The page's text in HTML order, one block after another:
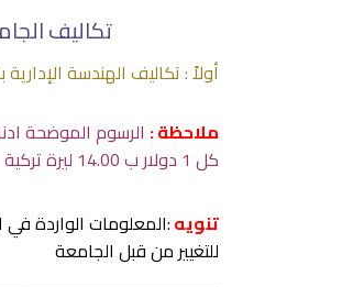
تكاليف
أولاً : تكاليف الهندسة
ملاحظة :
كل 1 دولار ب 14.00 ليرة تركية
تنويه:المعلومات الواردة
للتغيير من قبل الجامعة